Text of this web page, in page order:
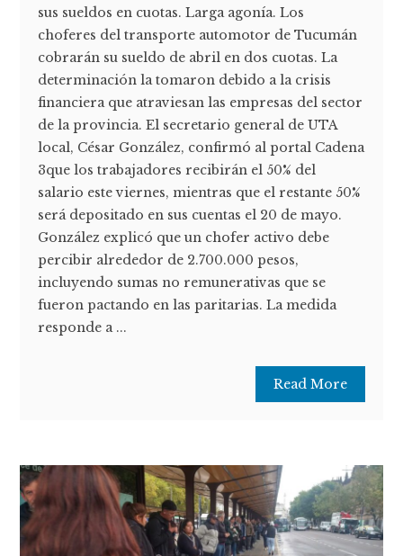
sus sueldos en cuotas. Larga agonía. Los
choferes del transporte automotor de Tucumán
cobrarán su sueldo de abril en dos cuotas. La
determinación la tomaron debido a la crisis
financiera que atraviesan las empresas del sector
de la provincia. El secretario general de UTA
local, César González, confirmó al portal Cadena
3que los trabajadores recibirán el 50% del
salario este viernes, mientras que el restante 50%
será depositado en sus cuentas el 20 de mayo.
González explicó que un chofer activo debe
percibir alrededor de 2.700.000 pesos,
incluyendo sumas no remunerativas que se
fueron pactando en las paritarias. La medida
responde a ...
Read More